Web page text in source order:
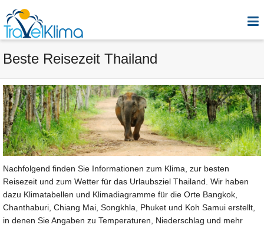
Beste Reisezeit Thailand
Nachfolgend finden Sie Informationen zum Klima, zur besten
Reisezeit und zum Wetter für das Urlaubsziel Thailand. Wir haben
dazu Klimatabellen und Klimadiagramme für die Orte Bangkok,
Chanthaburi, Chiang Mai, Songkhla, Phuket und Koh Samui erstellt,
in denen Sie Angaben zu Temperaturen, Niederschlag und mehr